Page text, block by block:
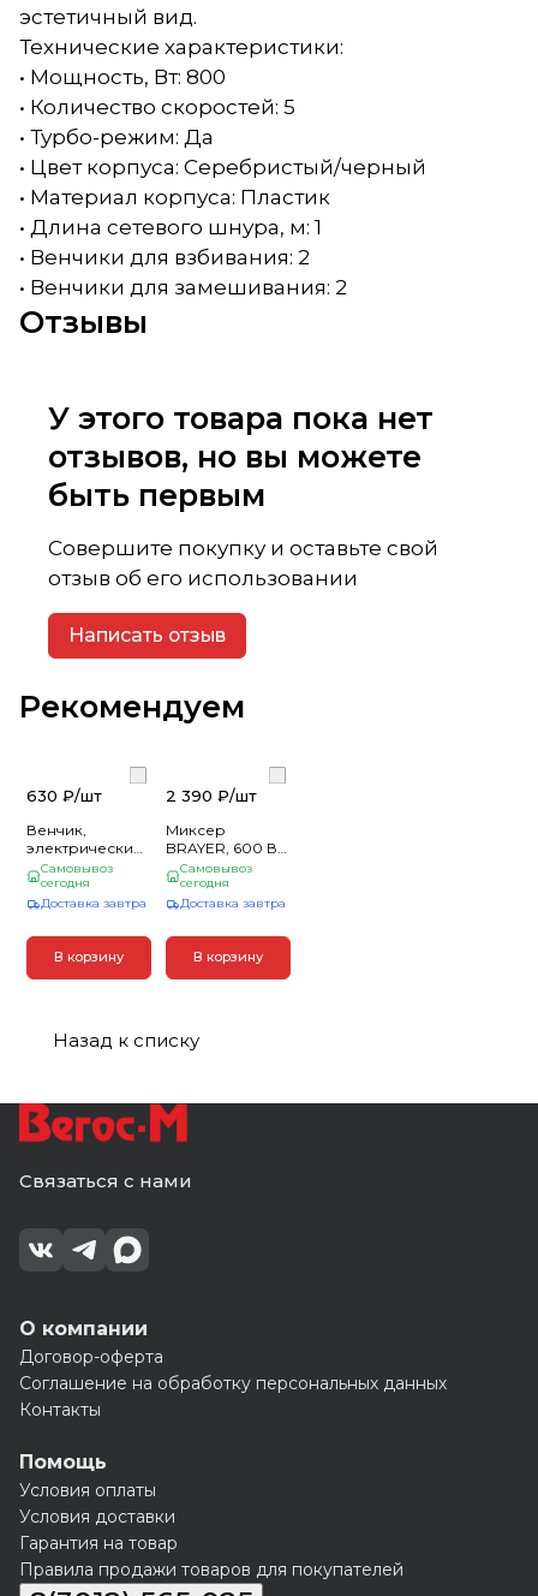
эстетичный вид.
Технические характеристики:
• Мощность, Вт: 800
• Количество скоростей: 5
• Турбо-режим: Да
• Цвет корпуса: Серебристый/черный
• Материал корпуса: Пластик
• Длина сетевого шнура, м: 1
• Венчики для взбивания: 2
• Венчики для замешивания: 2
Отзывы
У этого товара пока нет
отзывов, но вы можете
быть первым
Совершите покупку и оставьте свой
отзыв об его использовании
Написать отзыв
Рекомендуем
630 ₽/шт
Венчик,
электрический
миксер-
мини(_1_)
Самовывоз
сегодня
Доставка завтра
В корзину
2 390 ₽/шт
Миксер
BRAYER, 600 Вт,
5 скор.реж,
турбо,насад.
венчики, насад
Самовывоз
сегодня
Доставка завтра
В корзину
Назад к списку
Связаться с нами
О компании
Договор-оферта
Соглашение на обработку персональных данных
Контакты
Помощь
Условия оплаты
Условия доставки
Гарантия на товар
Правила продажи товаров для покупателей